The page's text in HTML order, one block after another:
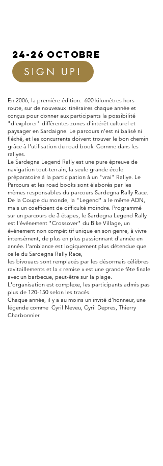
SIGN UP!
24-26 OCTOBRE
En 2006, la première édition. 600 kilomètres hors
route, sur de nouveaux itinéraires chaque année et
conçus pour donner aux participants la possibilité
"d'explorer" différentes zones d'intérêt culturel et
paysager en Sardaigne. Le parcours n'est ni balisé ni
fléché, et les concurrents doivent trouver le bon chemin
grâce à l'utilisation du road book. Comme dans les
rallyes.
Le Sardegna Legend Rally est une pure épreuve de
navigation tout-terrain, la seule grande école
préparatoire à la participation à un "vrai" Rallye. Le
Parcours et les road books sont élaborés par les
mêmes responsables du parcours Sardegna Rally Race.
De la Coupe du monde, la "Legend" a le même ADN,
mais un coefficient de difficulté moindre. Programmé
sur un parcours de 3 étapes, le Sardegna Legend Rally
est l'événement "Crossover" du Bike Village, un
événement non compétitif unique en son genre, à vivre
intensément, de plus en plus passionnant d'année en
année. l'ambiance est logiquement plus détendue que
celle du Sardegna Rally Race,
les bivouacs sont remplacés par les désormais célèbres
ravitaillements et la « remise » est une grande fête finale
avec un barbecue, peut-être sur la plage.
L'organisation est complexe, les participants admis pas
plus de 120-150 selon les tracés.
Chaque année, il y a au moins un invité d'honneur, une
légende comme Cyril Neveu, Cyril Depres, Thierry
Charbonnier.